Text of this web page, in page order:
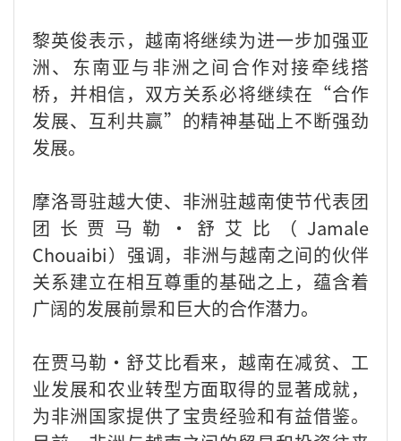
黎英俊表示，越南将继续为进一步加强亚
洲、东南亚与非洲之间合作对接牵线搭
桥，并相信，双方关系必将继续在“合作
发展、互利共赢”的精神基础上不断强劲
发展。
摩洛哥驻越大使、非洲驻越南使节代表团
团长贾马勒·舒艾比（Jamale
Chouaibi）强调，非洲与越南之间的伙伴
关系建立在相互尊重的基础之上，蕴含着
广阔的发展前景和巨大的合作潜力。
在贾马勒·舒艾比看来，越南在减贫、工
业发展和农业转型方面取得的显著成就，
为非洲国家提供了宝贵经验和有益借鉴。